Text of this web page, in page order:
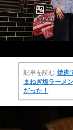
記事を読む 焼肉
まねぎ塩ラーメ
だった！